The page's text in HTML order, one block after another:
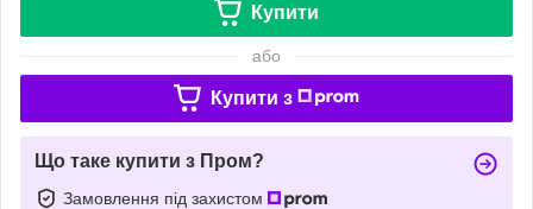
Купити
або
Купити з
Що таке купити з Пром?
Замовлення під захистом